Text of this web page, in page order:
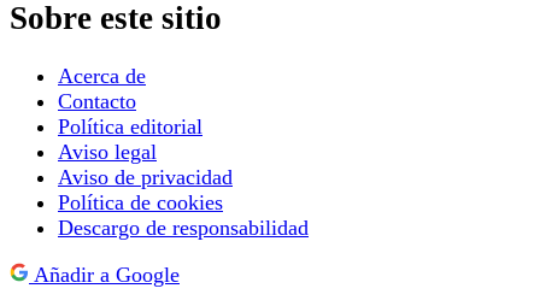
Sobre este sitio
Acerca de
Contacto
Política editorial
Aviso legal
Aviso de privacidad
Política de cookies
Descargo de responsabilidad
Añadir a Google